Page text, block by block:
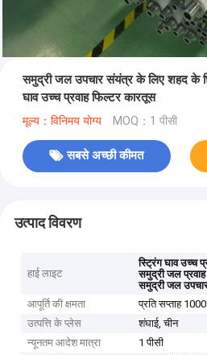
समुद्री जल उपचार संयंत्र के लिए शहद के
घाव उच्च प्रवाह फिल्टर कारतूस
मूल्य：विनिमय योग्य MOQ：1 पीसी
सबसे अच्छी कीमत
उत्पाद विवरण
हाई लाइट
स्ट्रिंग घाव उच्च
समुद्री जल
समुद्री जल
आपूर्ति की क्षमता
प्रति सप्ताह 1000
उत्पत्ति के प्लेस
शंघाई, चीन
न्यूनतम आदेश मात्रा
1 पीसी